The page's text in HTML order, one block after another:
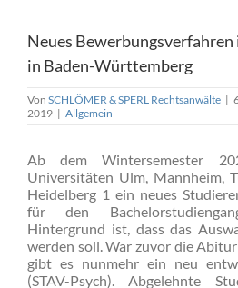
Neues Bewerbungsverfahren
in Baden-Württemberg
Von SCHLÖMER & SPERL Rechtsanwälte |
2019 | Allgemein
Ab dem Wintersemester
Universitäten Ulm, Mannheim,
Heidelberg 1 ein neues
für den
Hintergrund ist, dass das
werden soll. War zuvor die
gibt es nunmehr ein neu
(STAV-Psych). Abgelehnte